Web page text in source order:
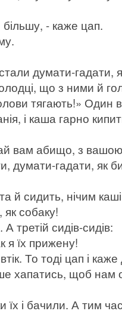
- каже цап.
думати-гадати,
що з ними й
тягають!» Один
і каша гарно
вам абищо, з
думати-гадати, як би
сидить, нічим каші
собаку!
третій сидів-сидів:
їх прижену!
То тоді цап і
хапатись, щоб нам
їх і бачили. А тим